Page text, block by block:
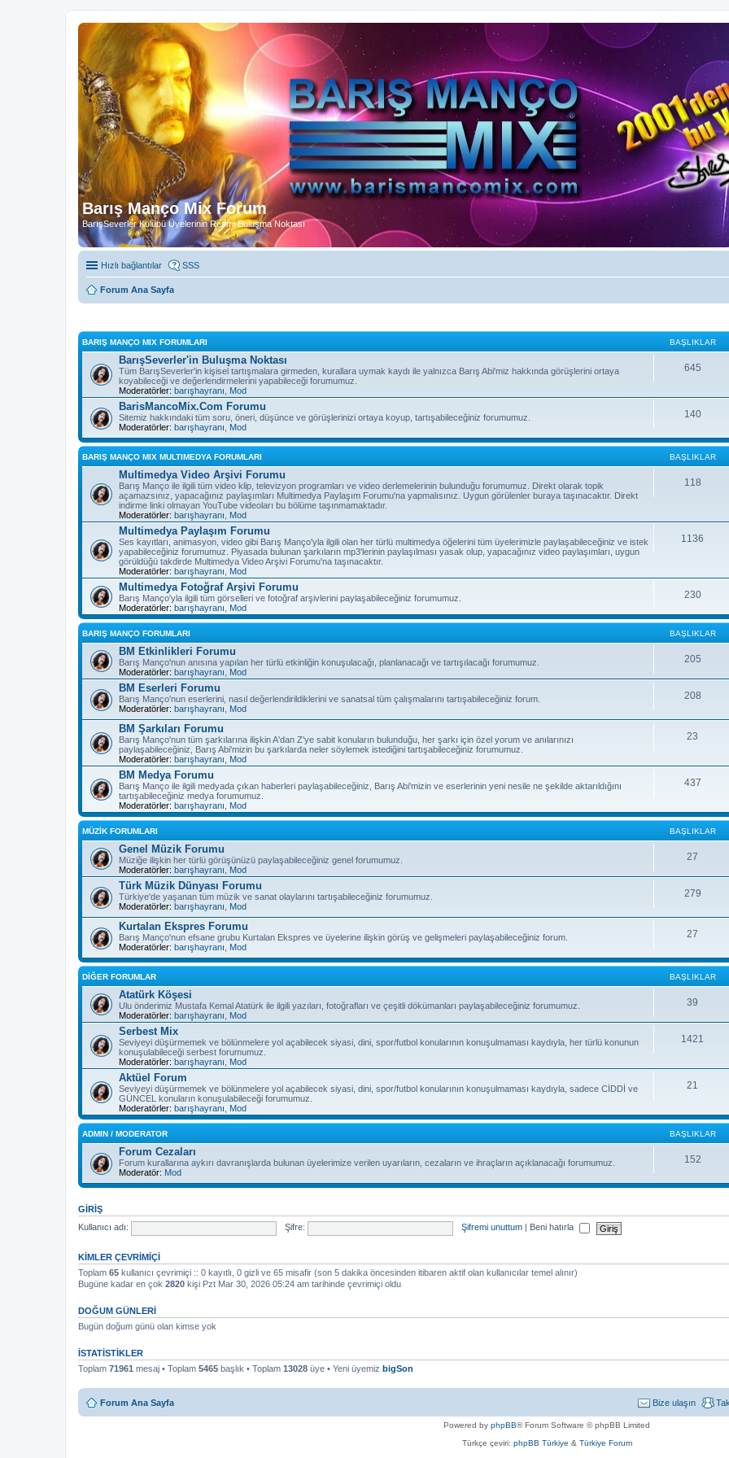
Barış Manço Mix Forum
BarışSeverler Kulübü Üyelerinin Resmi Buluşma Noktası
Hızlı bağlantılar SSS
Forum Ana Sayfa
BARIŞ MANÇO MIX FORUMLARI BAŞLIKLAR
BarışSeverler'in Buluşma Noktası
Tüm BarışSeverler'in kişisel tartışmalara girmeden, kurallara uymak kaydı ile yalnızca Barış Abi'miz hakkında görüşlerini ortaya
koyabileceği ve değerlendirmelerini yapabileceği forumumuz.
Moderatörler: barışhayranı Mod
645
BarisMancoMix.Com Forumu
Sitemiz hakkındaki tüm soru, öneri, düşünce ve görüşlerinizi ortaya koyup, tartışabileceğiniz forumumuz.
Moderatörler: barışhayranı Mod
140
BARIŞ MANÇO MIX MULTIMEDYA FORUMLARI BAŞLIKLAR
Multimedya Video Arşivi Forumu
Barış Manço ile ilgili tüm video klip, televizyon programları ve video derlemelerinin bulunduğu forumumuz. Direkt olarak topik
açamazsınız, yapacağınız paylaşımları Multimedya Paylaşım Forumu'na yapmalısınız. Uygun görülenler buraya taşınacaktır. Direkt
indirme linki olmayan YouTube videoları bu bölüme taşınmamaktadır.
Moderatörler: barışhayranı Mod
118
Multimedya Paylaşım Forumu
Ses kayıtları, animasyon, video gibi Barış Manço'yla ilgili olan her türlü multimedya öğelerini tüm üyelerimizle paylaşabileceğiniz ve istek
yapabileceğiniz forumumuz. Piyasada bulunan şarkıların mp3'lerinin paylaşılması yasak olup, yapacağınız video paylaşımları, uygun
görüldüğü takdirde Multimedya Video Arşivi Forumu'na taşınacaktır.
Moderatörler: barışhayranı Mod
1136
Multimedya Fotoğraf Arşivi Forumu
Barış Manço'yla ilgili tüm görselleri ve fotoğraf arşivlerini paylaşabileceğiniz forumumuz.
Moderatörler: barışhayranı Mod
230
BARIŞ MANÇO FORUMLARI BAŞLIKLAR
BM Etkinlikleri Forumu
Barış Manço'nun anısına yapılan her türlü etkinliğin konuşulacağı, planlanacağı ve tartışılacağı forumumuz.
Moderatörler: barışhayranı Mod
205
BM Eserleri Forumu
Barış Manço'nun eserlerini, nasıl değerlendirildiklerini ve sanatsal tüm çalışmalarını tartışabileceğiniz forum.
Moderatörler: barışhayranı Mod
208
BM Şarkıları Forumu
Barış Manço'nun tüm şarkılarına ilişkin A'dan Z'ye sabit konuların bulunduğu, her şarkı için özel yorum ve anılarınızı
paylaşabileceğiniz, Barış Abi'mizin bu şarkılarda neler söylemek istediğini tartışabileceğiniz forumumuz.
Moderatörler: barışhayranı Mod
23
BM Medya Forumu
Barış Manço ile ilgili medyada çıkan haberleri paylaşabileceğiniz, Barış Abi'mizin ve eserlerinin yeni nesile ne şekilde aktarıldığını
tartışabileceğiniz medya forumumuz.
Moderatörler: barışhayranı Mod
437
MÜZİK FORUMLARI BAŞLIKLAR
Genel Müzik Forumu
Müziğe ilişkin her türlü görüşünüzü paylaşabileceğiniz genel forumumuz.
Moderatörler: barışhayranı Mod
27
Türk Müzik Dünyası Forumu
Türkiye'de yaşanan tüm müzik ve sanat olaylarını tartışabileceğiniz forumumuz.
Moderatörler: barışhayranı Mod
279
Kurtalan Ekspres Forumu
Barış Manço'nun efsane grubu Kurtalan Ekspres ve üyelerine ilişkin görüş ve gelişmeleri paylaşabileceğiniz forum.
Moderatörler: barışhayranı Mod
27
DİĞER FORUMLAR BAŞLIKLAR
Atatürk Köşesi
Ulu önderimiz Mustafa Kemal Atatürk ile ilgili yazıları, fotoğrafları ve çeşitli dökümanları paylaşabileceğiniz forumumuz.
Moderatörler: barışhayranı Mod
39
Serbest Mix
Seviyeyi düşürmemek ve bölünmelere yol açabilecek siyasi, dini, spor/futbol konularının konuşulmaması kaydıyla, her türlü konunun
konuşulabileceği serbest forumumuz.
Moderatörler: barışhayranı Mod
1421
Aktüel Forum
Seviyeyi düşürmemek ve bölünmelere yol açabilecek siyasi, dini, spor/futbol konularının konuşulmaması kaydıyla, sadece CİDDİ ve
GÜNCEL konuların konuşulabileceği forumumuz.
Moderatörler: barışhayranı Mod
21
ADMIN / MODERATOR BAŞLIKLAR
Forum Cezaları
Forum kurallarına aykırı davranışlarda bulunan üyelerimize verilen uyarıların, cezaların ve ihraçların açıklanacağı forumumuz.
Moderatör: Mod
152
GIRIŞ
Kullanıcı adı:
Şifre: Şifremi unuttum Beni hatırla
KIMLER ÇEVRIMIÇI
Toplam 65 kullanıcı çevrimiçi :: 0 kayıtlı, 0 gizli ve 65 misafir (son 5 dakika öncesinden itibaren aktif olan kullanıcılar temel alınır)
Bugüne kadar en çok 2820 kişi Pzt Mar 30, 2026 05:24 am tarihinde çevrimiçi oldu
DOĞUM GÜNLERI
Bugün doğum günü olan kimse yok
İSTATISTIKLER
Toplam 71961 mesaj • Toplam 5465 başlık • Toplam 13028 üye • Yeni üyemiz bigSon
Forum Ana Sayfa Bize ulaşın
Powered by phpBB® Forum Software © phpBB Limited
Türkçe çeviri: phpBB Türkiye & Türkiye Forum